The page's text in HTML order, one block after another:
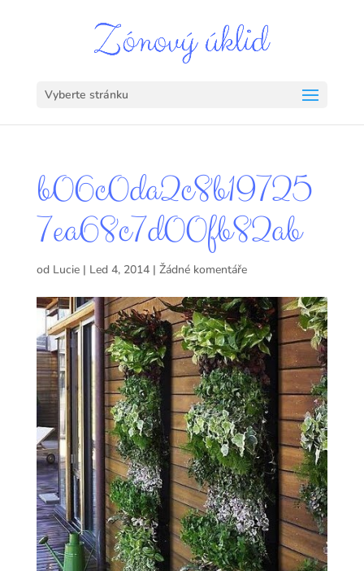
Vyberte stránku
b06c0da2c8b19725
7ea68c7d00fb82ab
od Lucie| Led 4, 2014| Žádné komentáře